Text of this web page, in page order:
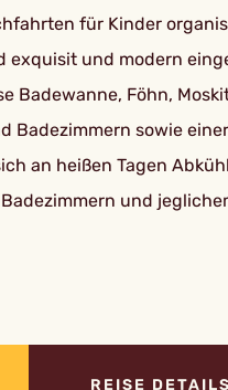
für Kinder
und modern
Föhn,
sowie
an heißen Tagen
und
REISE